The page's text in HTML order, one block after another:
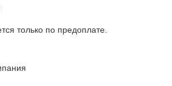
только по предоплате.